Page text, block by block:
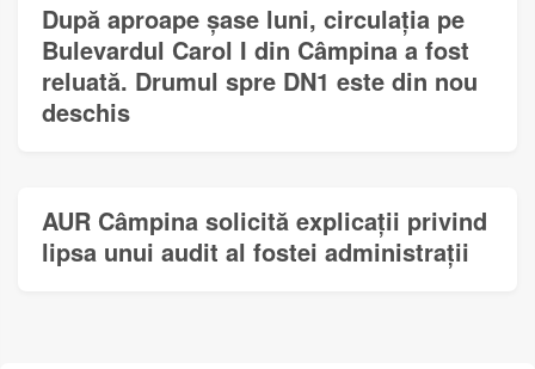
După aproape șase luni, circulația pe
Bulevardul Carol I din Câmpina a fost
reluată. Drumul spre DN1 este din nou
deschis
AUR Câmpina solicită explicații privind
lipsa unui audit al fostei administrații